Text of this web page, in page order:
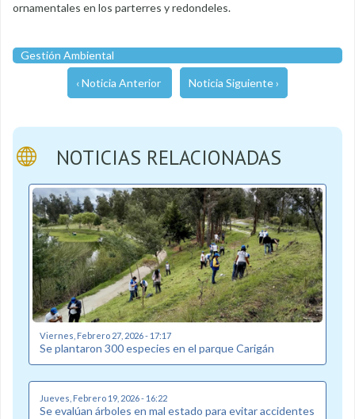
ornamentales en los parterres y redondeles.
Gestión Ambiental
‹ Noticia Anterior Noticia Siguiente ›
NOTICIAS RELACIONADAS
Viernes, Febrero 27, 2026 - 17:17
Se plantaron 300 especies en el parque Carigán
Jueves, Febrero 19, 2026 - 16:22
Se evalúan árboles en mal estado para evitar accidentes